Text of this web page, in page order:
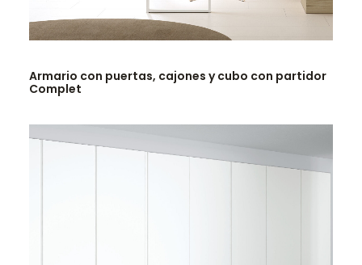
Armario con puertas, cajones y cubo con partidor
Complet